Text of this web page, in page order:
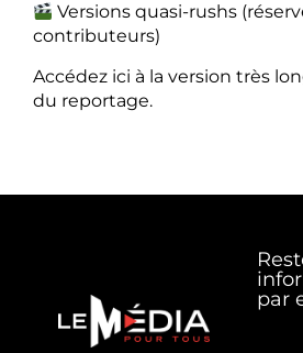
Versions quasi-rushs
contributeurs)
Accédez ici à la version très
du reportage.
par